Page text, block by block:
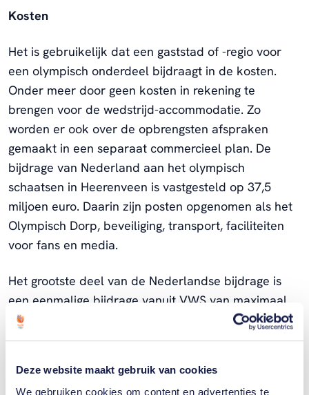
Deze website maakt gebruik van cookies
We gebruiken cookies om content en advertenties te
Kosten
Het is gebruikelijk dat een gaststad of -regio voor
een olympisch onderdeel bijdraagt in de kosten.
Onder meer door geen kosten in rekening te
brengen voor de wedstrijd-accommodatie. Zo
worden er ook over de opbrengsten afspraken
gemaakt in een separaat commercieel plan. De
bijdrage van Nederland aan het olympisch
schaatsen in Heerenveen is vastgesteld op 37,5
miljoen euro. Daarin zijn posten opgenomen als het
Olympisch Dorp, beveiliging, transport, faciliteiten
voor fans en media.
Het grootste deel van de Nederlandse bijdrage is
een eenmalige bijdrage vanuit VWS van maximaal
30 miljoen euro. De provincie draagt 5 miljoen euro
bij en Heerenveen 2,5 miljoen. Wat de totale ‘winst’
immaterieel, is in deze fase nog niet vast te stellen.